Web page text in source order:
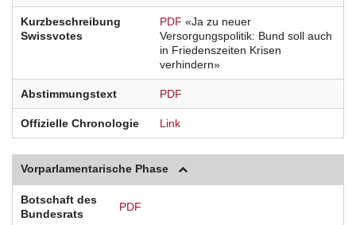
Kurzbeschreibung
Swissvotes
PDF «Ja zu neuer
Versorgungspolitik: Bund soll auch
in Friedenszeiten Krisen
verhindern»
Abstimmungstext PDF
Offizielle Chronologie Link
Vorparlamentarische Phase
Botschaft des
Bundesrats
PDF